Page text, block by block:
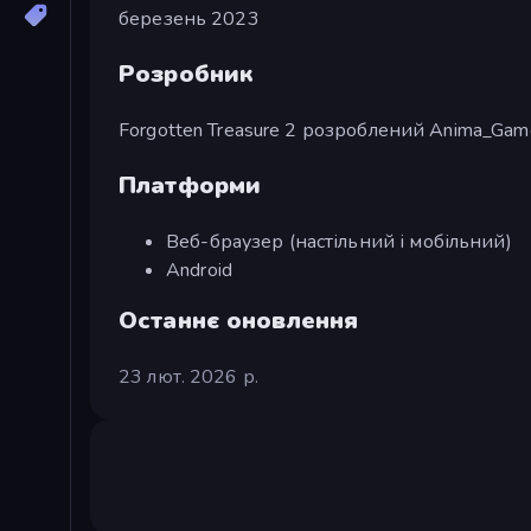
березень 2023
Розробник
Forgotten Treasure 2 розроблений
Платформи
Веб-браузер (настільний і мобільний)
Android
Останнє оновлення
23 лют. 2026 р.